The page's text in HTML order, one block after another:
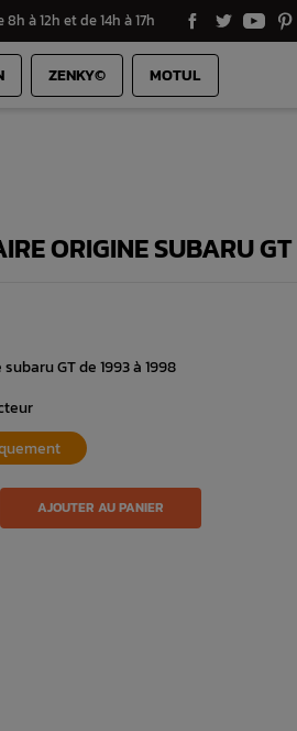
à 12h et de 14h à 17h
ZENKY© MOTUL
ORIGINE SUBARU
GT de 1993 à 1998
AJOUTER AU PANIER